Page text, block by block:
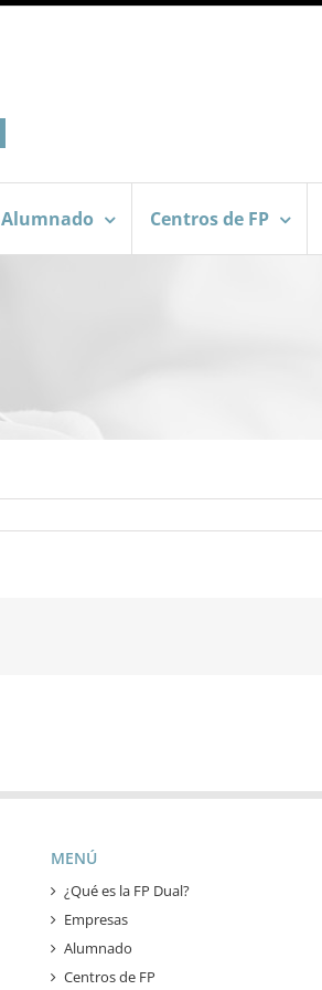
Alumnado Centros de FP
MENÚ
¿Qué es la FP Dual?
Empresas
Alumnado
Centros de FP